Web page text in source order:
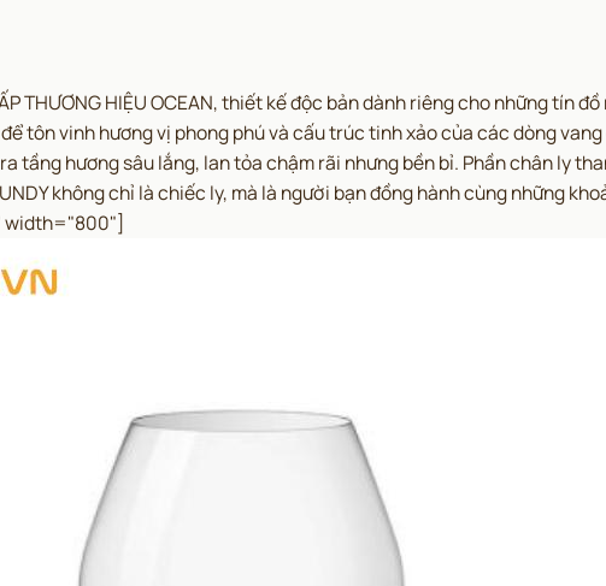
THƯƠNG HIỆU OCEAN, thiết kế độc bản dành riêng cho những tín
tôn vinh hương vị phong phú và cấu trúc tinh xảo của các dòng
tầng hương sâu lắng, lan tỏa chậm rãi nhưng bền bỉ. Phần chân ly
không chỉ là chiếc ly, mà là người bạn đồng hành cùng những
width="800"]